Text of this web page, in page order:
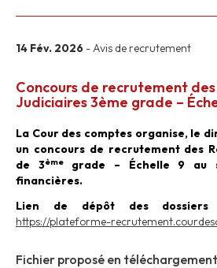
14 Fév. 2026 - Avis de recrutement
Concours de recrutement
Judiciaires 3ème grade –
La Cour des comptes organise, le
un concours de recrutement des
de 3èmegrade – Échelle 9 au
financières.
Lien de dépôt des
https://plateforme-
Fichier proposé en